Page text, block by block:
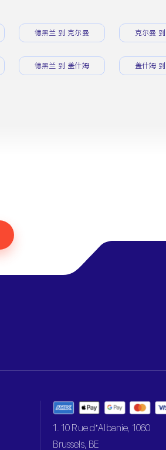
德黑兰 到 克尔曼 克尔曼
德黑兰 到 盖什姆 盖什姆
1. 10 Rue d’Albanie, 1060
Brussels, BE